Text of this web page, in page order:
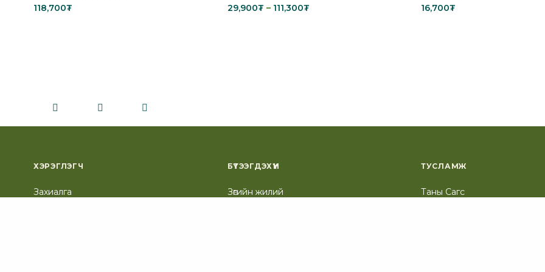
118,700₮
29,900₮ – 111,300₮
16,700₮
ХЭРЭГЛЭГЧ
Захиалга
БҮТЭЭГДЭХҮҮН
Зөгийн жилий
ТУСЛАМЖ
Таны Сагс